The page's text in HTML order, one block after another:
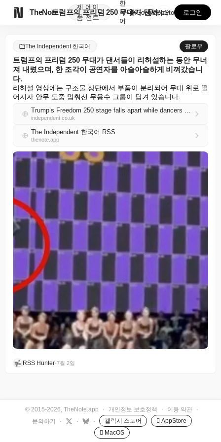
TheNote
제
품
에이
전트
트럼프의 프리덤 250 무대가 댄서들이 리허설하는 동안...
한
국
어
GooglePlay
AppStore 로그인
The Independent 한국어 팔로우
트럼프의 프리덤 250 무대가 댄서들이 리허설하는 동안 무너
져 내렸으며, 한 조각이 공연자를 아슬아슬하게 비껴갔습니
다.
리허설 영상에는 구조물 상단에서 부품이 분리되어 무대 위로 떨
어지자 안무 도중 멈춰선 무용수 그룹이 담겨 있습니다.
Trump’s Freedom 250 stage falls apart while dancers rehearse on it — with one piece narrowly missing a performer
independent.co.uk
The Independent 한국어 RSS
thenote.app
RSS Hunter•7월 2일
© 2015-2026, TheNote.app · 개인정보 보호정책 · 이용 약관
·
문의하기
· · · 갤럭시 스토어
 AppStore
 MacOS